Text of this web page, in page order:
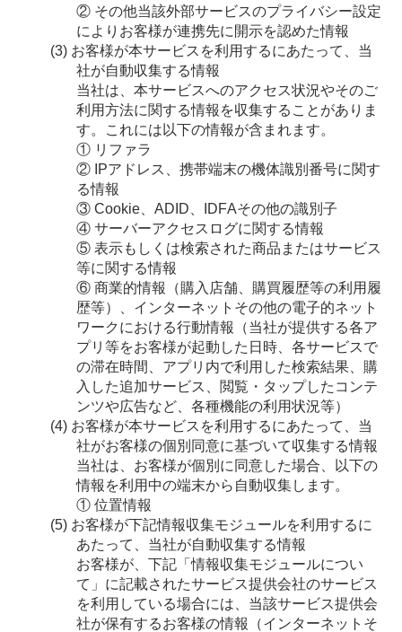
② その他当該外部サービスのプライバシー設定
によりお客様が連携先に開示を認めた情報
お客様が本サービスを利用するにあたって、当
社が自動収集する情報
当社は、本サービスへのアクセス状況やそのご
利用方法に関する情報を収集することがありま
す。これには以下の情報が含まれます。
① リファラ
② IPアドレス、携帯端末の機体識別番号に関す
る情報
③ Cookie、ADID、IDFAその他の識別子
④ サーバーアクセスログに関する情報
⑤ 表示もしくは検索された商品またはサービス
等に関する情報
⑥ 商業的情報（購入店舗、購買履歴等の利用履
歴等）、インターネットその他の電子的ネット
ワークにおける行動情報（当社が提供する各ア
プリ等をお客様が起動した日時、各サービスで
の滞在時間、アプリ内で利用した検索結果、購
入した追加サービス、閲覧・タップしたコンテ
ンツや広告など、各種機能の利用状況等）
お客様が本サービスを利用するにあたって、当
社がお客様の個別同意に基づいて収集する情報
当社は、お客様が個別に同意した場合、以下の
情報を利用中の端末から自動収集します。
① 位置情報
お客様が下記情報収集モジュールを利用するに
あたって、当社が自動収集する情報
お客様が、下記「情報収集モジュールについ
て」に記載されたサービス提供会社のサービス
を利用している場合には、当該サービス提供会
社が保有するお客様の情報（インターネットそ